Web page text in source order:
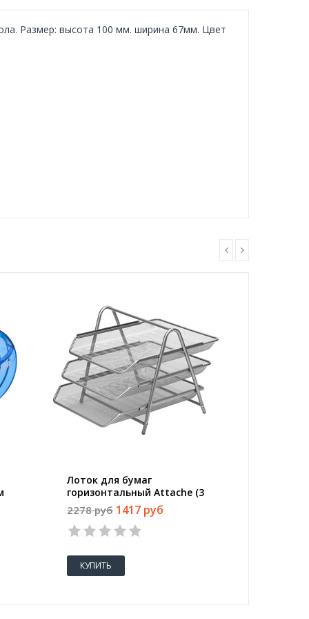
Размер: высота 100 мм. ширина 67мм. Цвет
Лоток для бумаг
горизонтальный Attache (3
секции, металлическая сетка,
высота 267 мм, серебро)
2278 руб 1417 руб
КУПИТЬ